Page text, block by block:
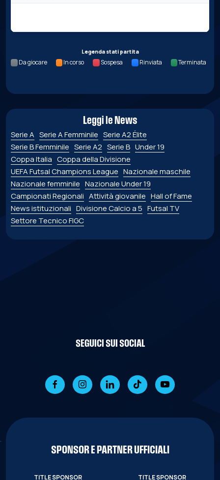
Legenda stati partita
Da giocare In corso Sospesa Rinviata Terminata
Leggi le News
Serie A Serie A Femminile Serie A2 Élite
Serie B Femminile Serie A2 Serie B Under 19
Coppa Italia Coppa della Divisione
UEFA Futsal Champions League Nazionale maschile
Nazionale femminile Nazionale Under 19
Campionati Regionali Attività giovanile Hall of Fame
News istituzionali Divisione Calcio a 5 Futsal TV
Settore Tecnico FIGC
SEGUICI SUI SOCIAL
SPONSOR E PARTNER UFFICIALI
TITLE SPONSOR TITLE SPONSOR